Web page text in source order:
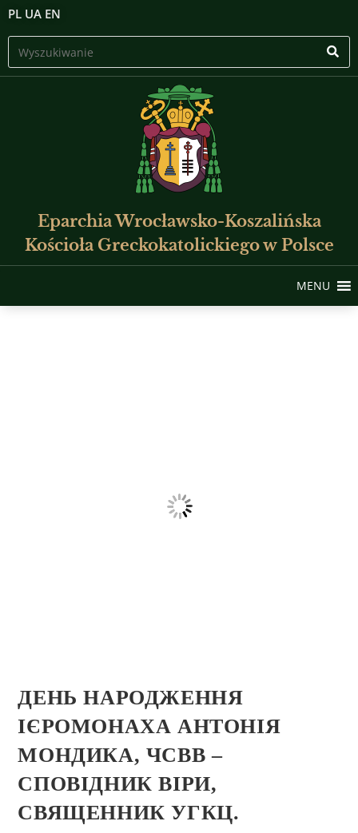
PL UA EN
Eparchia Wrocławsko-Koszalińska
Kościoła Greckokatolickiego w Polsce
MENU
ДЕНЬ НАРОДЖЕННЯ
ІЄРОМОНАХА АНТОНІЯ
МОНДИКА, ЧСВВ –
СПОВІДНИК ВІРИ,
СВЯЩЕННИК УГКЦ.